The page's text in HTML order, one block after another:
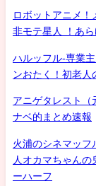
ロボットアニメ！
非モテ星人 ！あ
ハルッフル-専業
ンおたく！初老人
アニゲタレスト
ナベ的まとめ速報
火浦のシネマッフ
人オカマちゃん
ーハーフ